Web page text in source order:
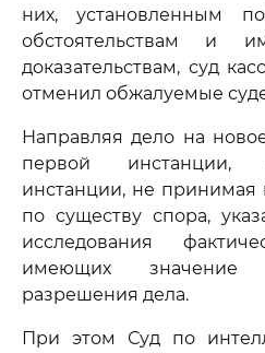
них, установленным
обстоятельствам и
доказательствам, суд
отменил обжалуемые
Направляя дело на
первой инстанции,
инстанции, не принимая
по существу спора,
исследования
имеющих значение
разрешения дела.
При этом Суд по